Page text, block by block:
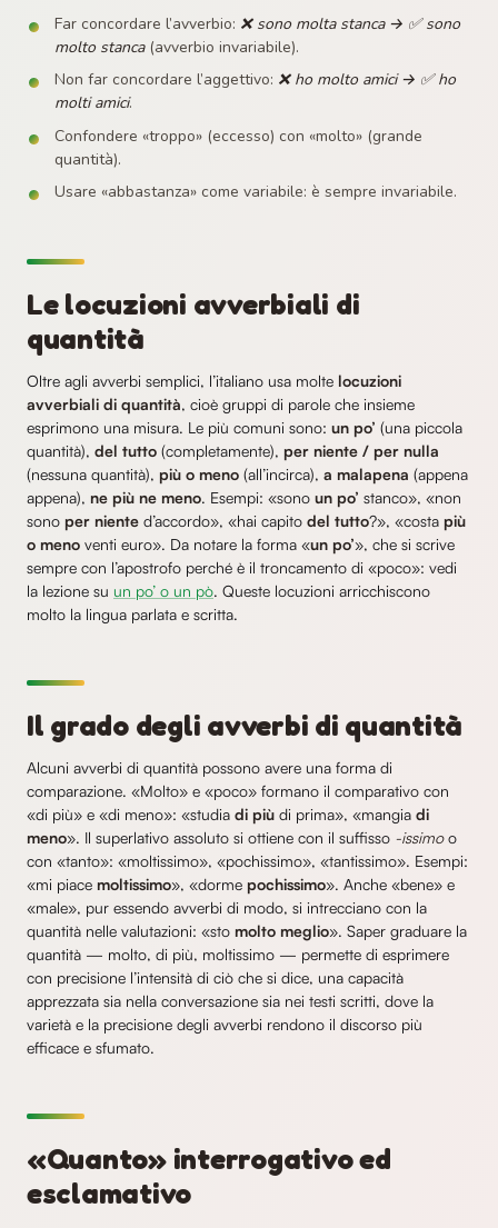
Far concordare l’avverbio: ❌ sono molta stanca → ✅ sono
molto stanca(avverbio invariabile).
Non far concordare l’aggettivo: ❌ ho molto amici → ✅ ho
molti amici.
Confondere «troppo» (eccesso) con «molto» (grande
quantità).
Usare «abbastanza» come variabile: è sempre invariabile.
Le locuzioni avverbiali di
quantità
Oltre agli avverbi semplici, l’italiano usa molte locuzioni
avverbiali di quantità, cioè gruppi di parole che insieme
esprimono una misura. Le più comuni sono: un po’ (una piccola
quantità), del tutto (completamente), per niente / per nulla
(nessuna quantità), più o meno (all’incirca), a malapena (appena
appena), ne più ne meno. Esempi: «sono un po’ stanco», «non
sono per niente d’accordo», «hai capito del tutto?», «costa più
o meno venti euro». Da notare la forma «un po’», che si scrive
sempre con l’apostrofo perché è il troncamento di «poco»: vedi
la lezione su un po’ o un pò. Queste locuzioni arricchiscono
molto la lingua parlata e scritta.
Il grado degli avverbi di quantità
Alcuni avverbi di quantità possono avere una forma di
comparazione. «Molto» e «poco» formano il comparativo con
«di più» e «di meno»: «studia di più di prima», «mangia di
meno». Il superlativo assoluto si ottiene con il suffisso -issimoo
con «tanto»: «moltissimo», «pochissimo», «tantissimo». Esempi:
«mi piace moltissimo», «dorme pochissimo». Anche «bene» e
«male», pur essendo avverbi di modo, si intrecciano con la
quantità nelle valutazioni: «sto molto meglio». Saper graduare la
quantità — molto, di più, moltissimo — permette di esprimere
con precisione l’intensità di ciò che si dice, una capacità
apprezzata sia nella conversazione sia nei testi scritti, dove la
varietà e la precisione degli avverbi rendono il discorso più
efficace e sfumato.
«Quanto» interrogativo ed
esclamativo